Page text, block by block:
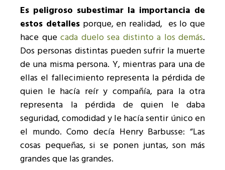
Es peligroso subestimar la importancia de
estos detallesporque, en realidad, es lo que
hace que cada duelo sea distinto a los demás.
Dos personas distintas pueden sufrir la muerte
de una misma persona. Y, mientras para una de
ellas el fallecimiento representa la pérdida de
quien le hacía reír y compañía, para la otra
representa la pérdida de quien le daba
seguridad, comodidad y le hacía sentir único en
el mundo. Como decía Henry Barbusse: “Las
cosas pequeñas, si se ponen juntas, son más
grandes que las grandes.